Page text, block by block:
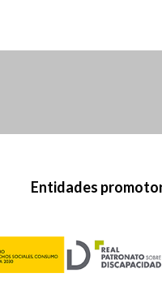
Entidades